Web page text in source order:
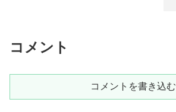
コメント
コメントを書き込む